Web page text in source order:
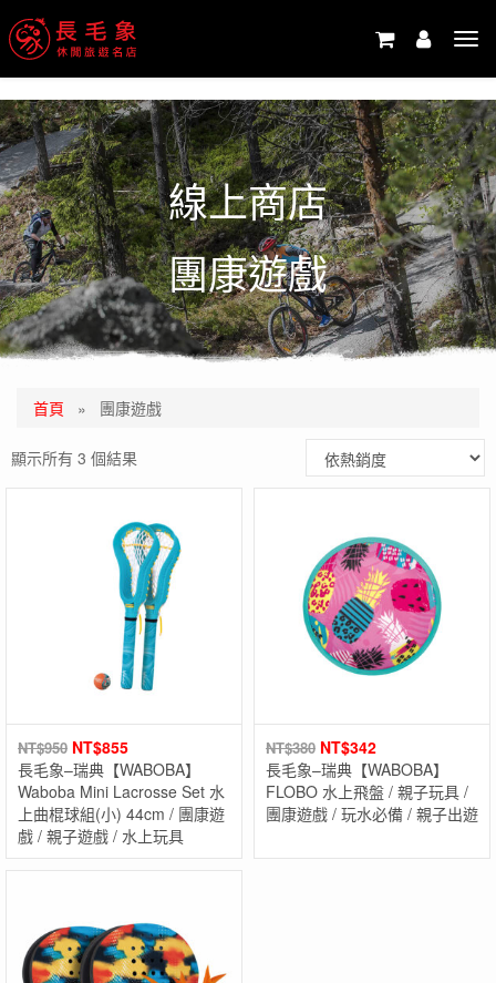
線上商店
團康遊戲
首頁 » 團康遊戲
顯示所有 3 個結果
NT$950 NT$855
長毛象–瑞典【WABOBA】
Waboba Mini Lacrosse Set 水
上曲棍球組(小) 44cm / 團康遊
戲 / 親子遊戲 / 水上玩具
NT$380 NT$342
長毛象–瑞典【WABOBA】
FLOBO 水上飛盤 / 親子玩具 /
團康遊戲 / 玩水必備 / 親子出遊